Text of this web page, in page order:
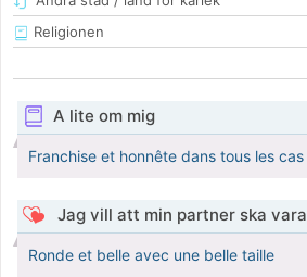
Religionen
A lite om mig
Franchise et honnête dans tous les cas
Jag vill att min partner ska vara
Ronde et belle avec une belle taille